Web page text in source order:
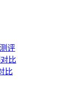
评
比
比